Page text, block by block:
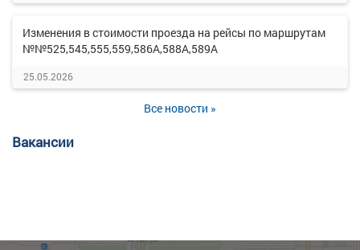
Изменения в стоимости проезда на рейсы по маршрутам
№№525,545,555,559,586А,588А,589А
25.05.2026
Все новости »
Вакансии